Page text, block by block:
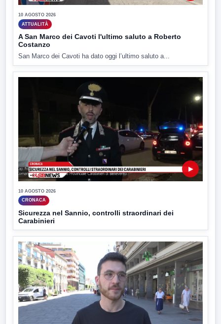
10 AGOSTO 2026
ATTUALITÀ
A San Marco dei Cavoti l'ultimo saluto a Roberto
Costanzo
San Marco dei Cavoti ha dato oggi l’ultimo saluto a...
▶
10 AGOSTO 2026
CRONACA
Sicurezza nel Sannio, controlli straordinari dei
Carabinieri